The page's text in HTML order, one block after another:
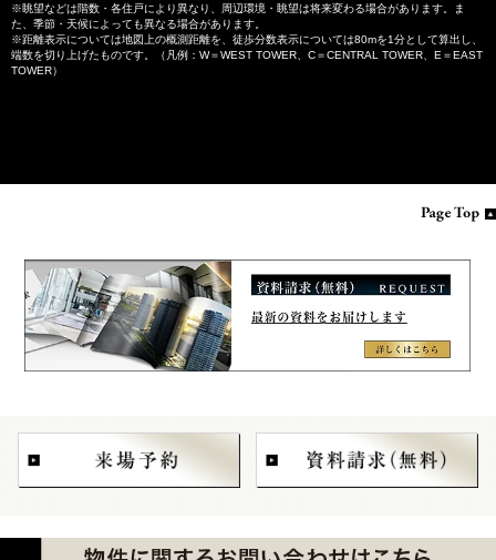
※眺望などは階数・各住戸により異なり、周辺環境・眺望は将来変わる場合があります。ま
た、季節・天候によっても異なる場合があります。
※距離表示については地図上の概測距離を、徒歩分数表示については80mを1分として算出し、
端数を切り上げたものです。（凡例：W＝WEST TOWER、C＝CENTRAL TOWER、E＝EAST
TOWER）